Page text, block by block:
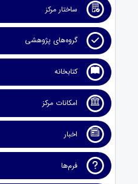
ساختار مرکز
گروه‌های پژوهشی
کتابخانه
امکانات مرکز
اخبار
فرم‌ها